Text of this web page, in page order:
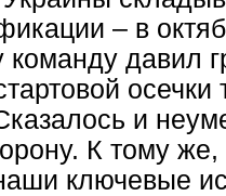
– в
давил
и
К тому
ключевые